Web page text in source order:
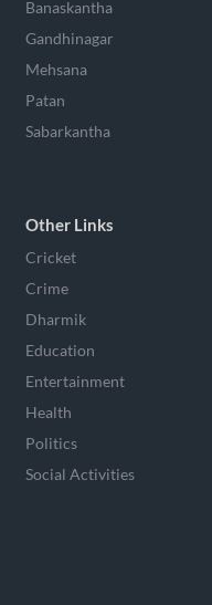
Banaskantha
Gandhinagar
Mehsana
Patan
Sabarkantha
Other Links
Cricket
Crime
Dharmik
Education
Entertainment
Health
Politics
Social Activities